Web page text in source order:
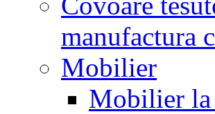
manufactura
Mobilier
Mobilier la